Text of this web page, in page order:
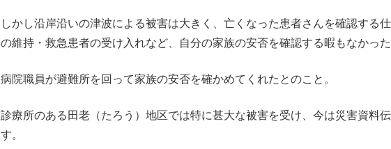
しかし沿岸沿いの津波による被害は大きく、亡くなった患者さんを確認する
の維持・救急患者の受け入れなど、自分の家族の安否を確認する暇もなかった
病院職員が避難所を回って家族の安否を確かめてくれたとのこと。
診療所のある田老（たろう）地区では特に甚大な被害を受け、今は災害資料
す。